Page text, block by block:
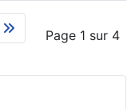
Page 1 sur 4